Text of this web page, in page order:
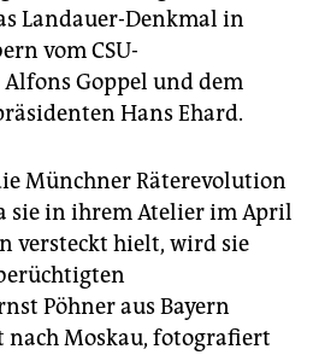
Landauer-Denkmal in
vom CSU-
Goppel und dem
Hans Ehard.
Münchner Räterevolution
sie in ihrem Atelier im April
versteckt hielt, wird sie
Pöhner aus Bayern
nach Moskau, fotografiert